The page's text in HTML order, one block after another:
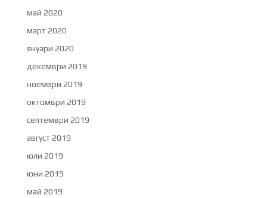
май 2020
март 2020
януари 2020
декември 2019
ноември 2019
октомври 2019
септември 2019
август 2019
юли 2019
юни 2019
май 2019